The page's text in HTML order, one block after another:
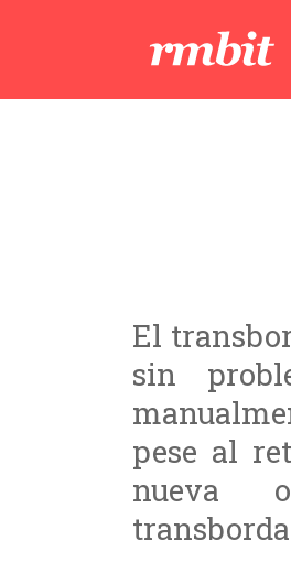
El
sin
pese al
nueva